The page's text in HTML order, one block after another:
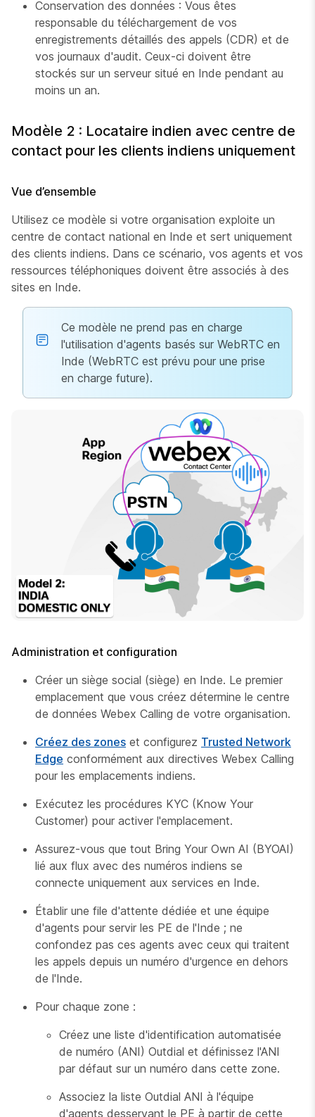
Conservation des données : Vous êtes
responsable du téléchargement de vos
enregistrements détaillés des appels (CDR) et de
vos journaux d'audit. Ceux-ci doivent être
stockés sur un serveur situé en Inde pendant au
moins un an.
Modèle 2 : Locataire indien avec centre de
contact pour les clients indiens uniquement
Vue d’ensemble
Utilisez ce modèle si votre organisation exploite un
centre de contact national en Inde et sert uniquement
des clients indiens. Dans ce scénario, vos agents et vos
ressources téléphoniques doivent être associés à des
sites en Inde.
Ce modèle ne prend pas en charge
l'utilisation d'agents basés sur WebRTC en
Inde (WebRTC est prévu pour une prise
en charge future).
Administration et configuration
Créer un siège social (siège) en Inde. Le premier
emplacement que vous créez détermine le centre
de données Webex Calling de votre organisation.
Créez des zones et configurez Trusted Network
Edge conformément aux directives Webex Calling
pour les emplacements indiens.
Exécutez les procédures KYC (Know Your
Customer) pour activer l'emplacement.
Assurez-vous que tout Bring Your Own AI (BYOAI)
lié aux flux avec des numéros indiens se
connecte uniquement aux services en Inde.
Établir une file d'attente dédiée et une équipe
d'agents pour servir les PE de l'Inde ; ne
confondez pas ces agents avec ceux qui traitent
les appels depuis un numéro d'urgence en dehors
de l'Inde.
Pour chaque zone :
Créez une liste d'identification automatisée
de numéro (ANI) Outdial et définissez l'ANI
par défaut sur un numéro dans cette zone.
Associez la liste Outdial ANI à l'équipe
d'agents desservant le PE à partir de cette